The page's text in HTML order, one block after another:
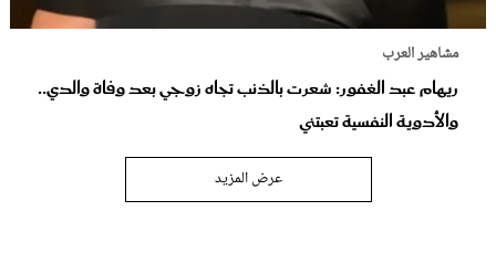
مشاهير العرب
ريهام عبد الغفور: شعرت بالذنب تجاه زوجي بعد وفاة والدي..
والأدوية النفسية تعبتني
عرض المزيد